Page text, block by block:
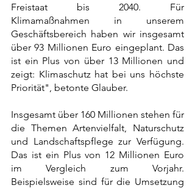
Freistaat bis 2040. Für
Klimamaßnahmen in unserem
Geschäftsbereich haben wir insgesamt
über 93 Millionen Euro eingeplant. Das
ist ein Plus von über 13 Millionen und
zeigt: Klimaschutz hat bei uns höchste
Priorität", betonte Glauber.
Insgesamt über 160 Millionen stehen für
die Themen Artenvielfalt, Naturschutz
und Landschaftspflege zur Verfügung.
Das ist ein Plus von 12 Millionen Euro
im Vergleich zum Vorjahr.
Beispielsweise sind für die Umsetzung